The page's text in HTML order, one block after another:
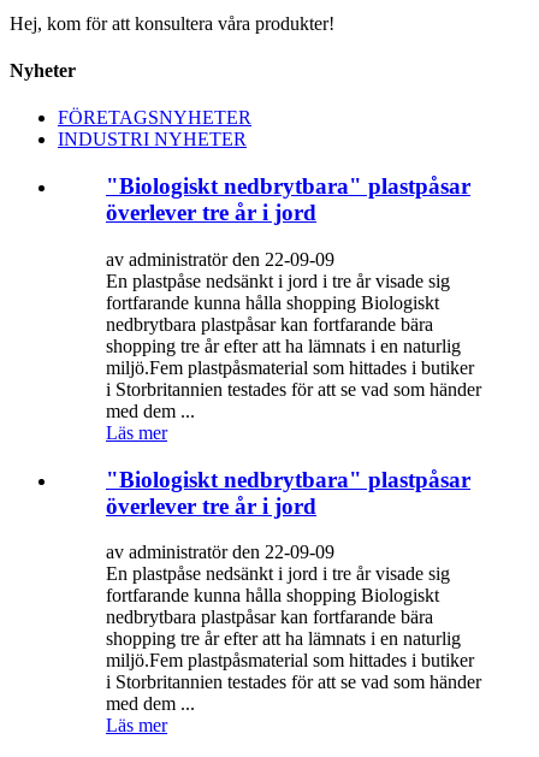
Hej, kom för att konsultera våra produkter!
Nyheter
FÖRETAGSNYHETER
INDUSTRI NYHETER
"Biologiskt nedbrytbara" plastpåsar
överlever tre år i jord
av administratör den 22-09-09
En plastpåse nedsänkt i jord i tre år visade sig
fortfarande kunna hålla shopping Biologiskt
nedbrytbara plastpåsar kan fortfarande bära
shopping tre år efter att ha lämnats i en naturlig
miljö.Fem plastpåsmaterial som hittades i butiker
i Storbritannien testades för att se vad som händer
med dem ...
Läs mer
"Biologiskt nedbrytbara" plastpåsar
överlever tre år i jord
av administratör den 22-09-09
En plastpåse nedsänkt i jord i tre år visade sig
fortfarande kunna hålla shopping Biologiskt
nedbrytbara plastpåsar kan fortfarande bära
shopping tre år efter att ha lämnats i en naturlig
miljö.Fem plastpåsmaterial som hittades i butiker
i Storbritannien testades för att se vad som händer
med dem ...
Läs mer